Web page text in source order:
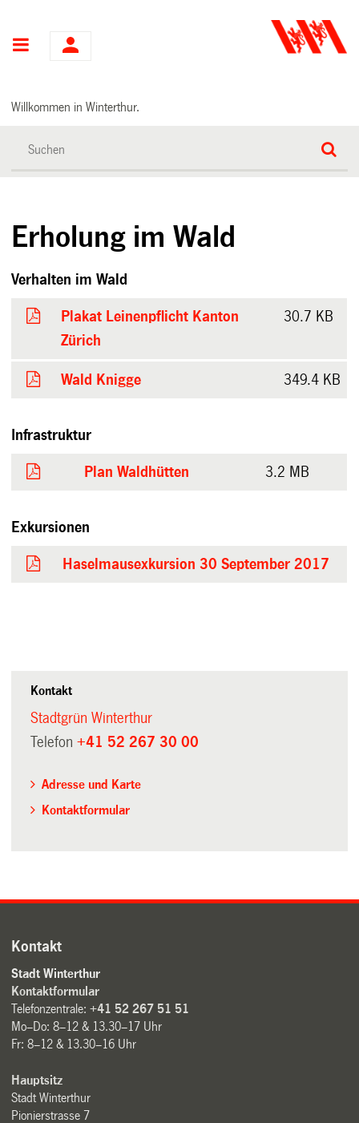
Hauptnavigation
Willkommen in Winterthur.
Erholung im Wald
Verhalten im Wald
Plakat Leinenpflicht Kanton
Zürich
30.7 KB
Wald Knigge 349.4 KB
Infrastruktur
Plan Waldhütten 3.2 MB
Exkursionen
Haselmausexkursion 30 September 2017
Kontakt
Stadtgrün Winterthur
Telefon+41 52 267 30 00
Adresse und Karte
Kontaktformular
Kontakt
Stadt Winterthur
Kontaktformular
Telefonzentrale:+41 52 267 51 51
Mo–Do: 8–12 & 13.30–17 Uhr
Fr: 8–12 & 13.30–16 Uhr
Hauptsitz
Stadt Winterthur
Pionierstrasse 7